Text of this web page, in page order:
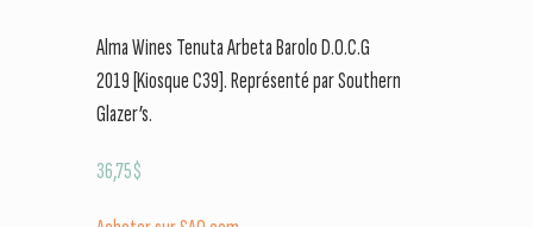
Alma Wines Tenuta Arbeta Barolo D.O.C.G
2019 [Kiosque C39]. Représenté par Southern
Glazer’s.
36,75$